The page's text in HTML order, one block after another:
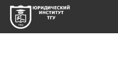
Перейти
содержимому
ЮРИДИЧЕСКИЙ
ИНСТИТУТ ТГУ
ЮИ ТГУ